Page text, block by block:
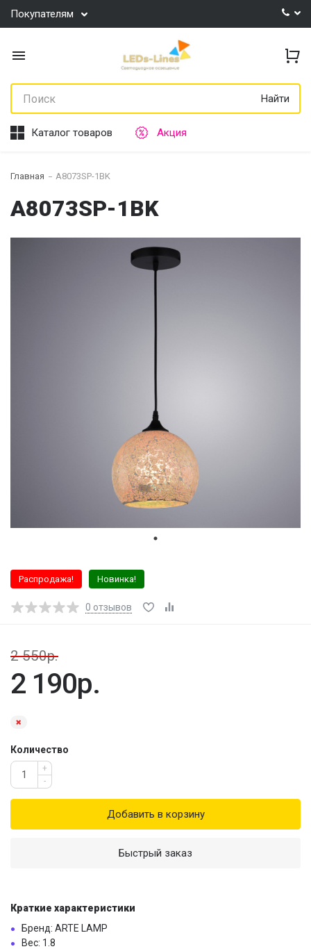
Покупателям
Найти
Каталог товаров Акция
Главная A8073SP-1BK
A8073SP-1BK
Распродажа! Новинка!
0 отзывов
2 550р.
2 190р.
Количество
+
-
Добавить в корзину
Быстрый заказ
Краткие характеристики
Бренд: ARTE LAMP
Вес: 1.8